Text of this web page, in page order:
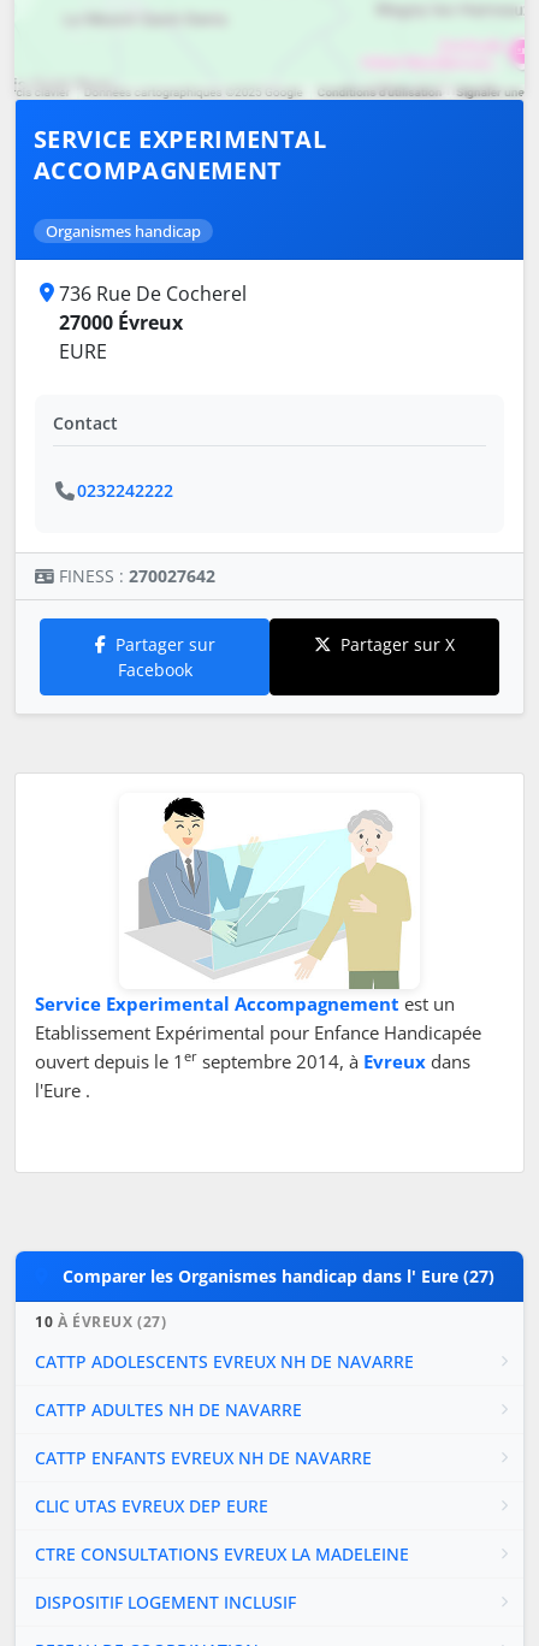
SERVICE EXPERIMENTAL
ACCOMPAGNEMENT
Organismes handicap
736 Rue De Cocherel
27000 Évreux
EURE
Contact
0232242222
FINESS : 270027642
Partager sur
Facebook
Partager sur X
Service Experimental Accompagnement est un
Etablissement Expérimental pour Enfance Handicapée
ouvert depuis le 1 er septembre 2014, à Evreux dans
l'Eure .
Comparer les Organismes handicap dans l' Eure (27)
10 À ÉVREUX (27)
CATTP ADOLESCENTS EVREUX NH DE NAVARRE
CATTP ADULTES NH DE NAVARRE
CATTP ENFANTS EVREUX NH DE NAVARRE
CLIC UTAS EVREUX DEP EURE
CTRE CONSULTATIONS EVREUX LA MADELEINE
DISPOSITIF LOGEMENT INCLUSIF